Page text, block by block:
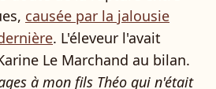
causée par la jalousie
. L'éleveur l'avait
Le Marchand au bilan.
à mon fils Théo qui n'était